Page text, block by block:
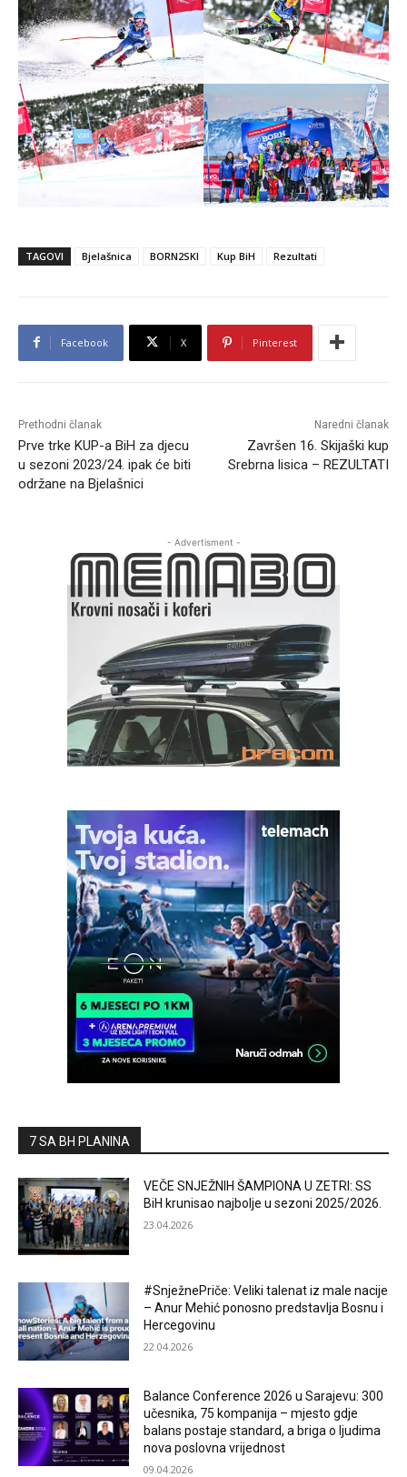
TAGOVI Bjelašnica BORN2SKI Kup BiH Rezultati
Facebook X Pinterest
Prethodni članak
Prve trke KUP-a BiH za djecu
u sezoni 2023/24. ipak će biti
održane na Bjelašnici
Naredni članak
Završen 16. Skijaški kup
Srebrna lisica – REZULTATI
- Advertisment -
7 SA BH PLANINA
VEČE SNJEŽNIH ŠAMPIONA U ZETRI: SS
BiH krunisao najbolje u sezoni 2025/2026.
23.04.2026
#SnježnePriče: Veliki talenat iz male nacije
– Anur Mehić ponosno predstavlja Bosnu i
Hercegovinu
22.04.2026
Balance Conference 2026 u Sarajevu: 300
učesnika, 75 kompanija – mjesto gdje
balans postaje standard, a briga o ljudima
nova poslovna vrijednost
09.04.2026